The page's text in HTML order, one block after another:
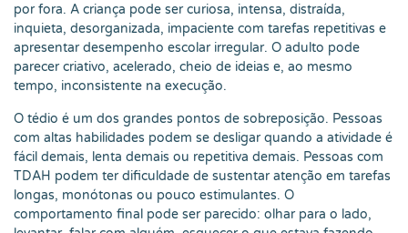
por fora. A criança pode ser curiosa, intensa, distraída,
inquieta, desorganizada, impaciente com tarefas repetitivas e
apresentar desempenho escolar irregular. O adulto pode
parecer criativo, acelerado, cheio de ideias e, ao mesmo
tempo, inconsistente na execução.
O tédio é um dos grandes pontos de sobreposição. Pessoas
com altas habilidades podem se desligar quando a atividade é
fácil demais, lenta demais ou repetitiva demais. Pessoas com
TDAH podem ter dificuldade de sustentar atenção em tarefas
longas, monótonas ou pouco estimulantes. O
comportamento final pode ser parecido: olhar para o lado,